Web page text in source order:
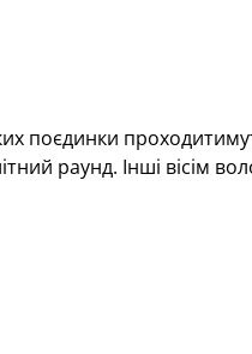
поєдинки
раунд. Інші вісім